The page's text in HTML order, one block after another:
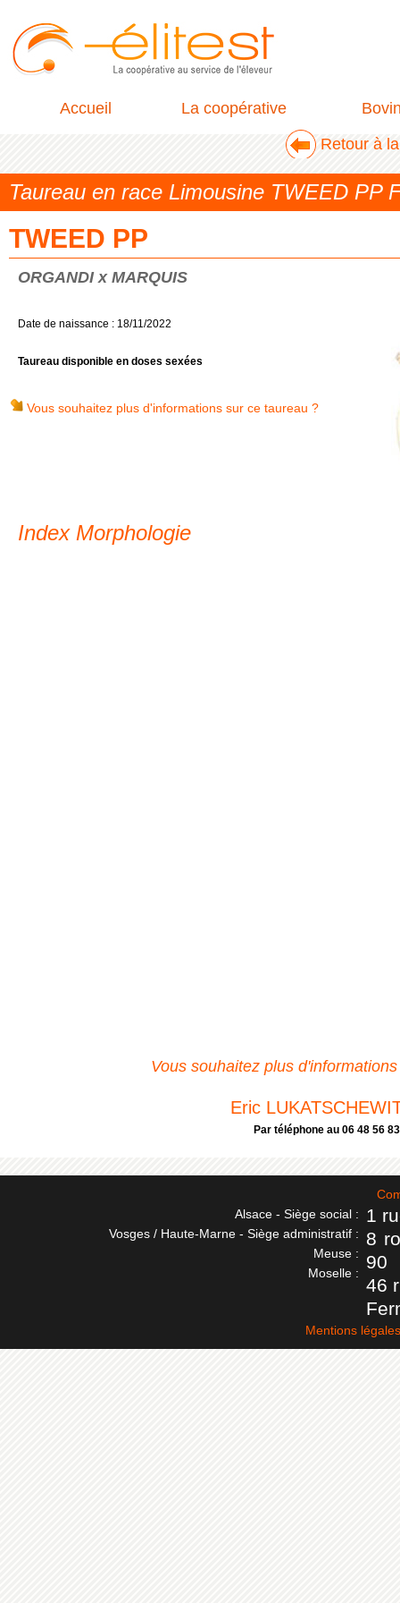
Accueil La coopérative
Retour à
Taureau en race Limousine TWEED PP
TWEED PP
ORGANDI x MARQUIS
Date de naissance : 18/11/2022
Taureau disponible en doses sexées
Vous souhaitez plus d'informations sur ce taureau ?
Index Morphologie
Vous souhaitez plus
Eric
Par téléphone au 06 48 56
Alsace - Siège social :
Vosges / Haute-Marne - Siège administratif :
Meuse :
Moselle :
1
8
90
46
Mentions légales